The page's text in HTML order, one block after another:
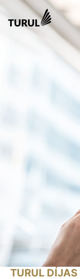
TURUL DÍJAS